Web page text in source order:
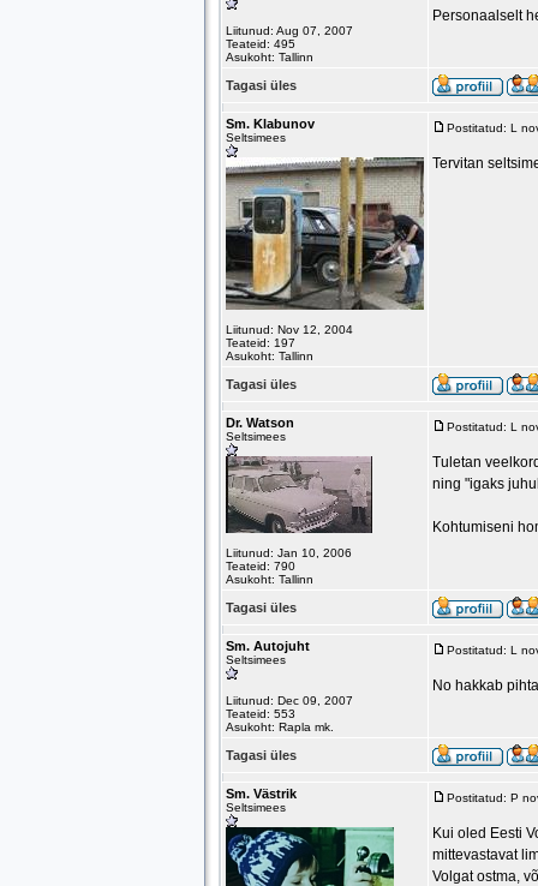
Liitunud: Aug 07, 2007
Teateid: 495
Asukoht: Tallinn
Personaalselt
Tagasi üles
Sm. Klabunov
Seltsimees
Liitunud: Nov 12, 2004
Teateid: 197
Asukoht: Tallinn
Postitatud: L
Tervitan
Tagasi üles
Dr. Watson
Seltsimees
Liitunud: Jan 10, 2006
Teateid: 790
Asukoht: Tallinn
Postitatud: L
Tuletan
ning "igaks
Kohtumiseni
Tagasi üles
Sm. Autojuht
Seltsimees
Liitunud: Dec 09, 2007
Teateid: 553
Asukoht: Rapla mk.
Postitatud: L
No hakkab
Tagasi üles
Sm. Västrik
Seltsimees
Postitatud: P
Kui oled Eesti
mittevastavat
Volgat ostma,